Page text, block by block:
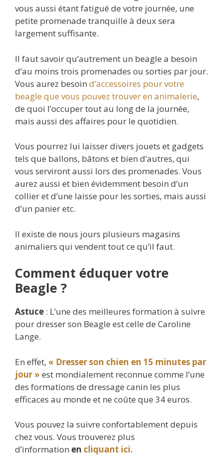
vous aussi étant fatigué de votre journée, une
petite promenade tranquille à deux sera
largement suffisante.
Il faut savoir qu’autrement un beagle a besoin
d’au moins trois promenades ou sorties par jour.
Vous aurez besoin d’accessoires pour votre
beagle que vous pouvez trouver en animalerie,
de quoi l’occuper tout au long de la journée,
mais aussi des affaires pour le quotidien.
Vous pourrez lui laisser divers jouets et gadgets
tels que ballons, bâtons et bien d’autres, qui
vous serviront aussi lors des promenades. Vous
aurez aussi et bien évidemment besoin d’un
collier et d’une laisse pour les sorties, mais aussi
d’un panier etc.
Il existe de nous jours plusieurs magasins
animaliers qui vendent tout ce qu’il faut.
Comment éduquer votre
Beagle ?
Astuce : L’une des meilleures formation à suivre
pour dresser son Beagle est celle de Caroline
Lange.
En effet, « Dresser son chien en 15 minutes par
jour » est mondialement reconnue comme l’une
des formations de dressage canin les plus
efficaces au monde et ne coûte que 34 euros.
Vous pouvez la suivre confortablement depuis
chez vous. Vous trouverez plus
d’information en cliquant ici.